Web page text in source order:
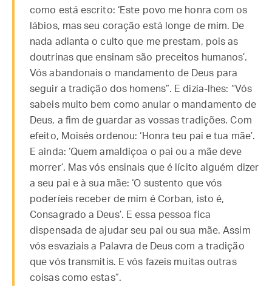
como está escrito: ‘Este povo me honra com os
lábios, mas seu coração está longe de mim. De
nada adianta o culto que me prestam, pois as
doutrinas que ensinam são preceitos humanos’.
Vós abandonais o mandamento de Deus para
seguir a tradição dos homens”. E dizia-lhes: “Vós
sabeis muito bem como anular o mandamento de
Deus, a fim de guardar as vossas tradições. Com
efeito, Moisés ordenou: ‘Honra teu pai e tua mãe’.
E ainda: ‘Quem amaldiçoa o pai ou a mãe deve
morrer’. Mas vós ensinais que é lícito alguém dizer
a seu pai e à sua mãe: ‘O sustento que vós
poderíeis receber de mim é Corban, isto é,
Consagrado a Deus’. E essa pessoa fica
dispensada de ajudar seu pai ou sua mãe. Assim
vós esvaziais a Palavra de Deus com a tradição
que vós transmitis. E vós fazeis muitas outras
coisas como estas”.